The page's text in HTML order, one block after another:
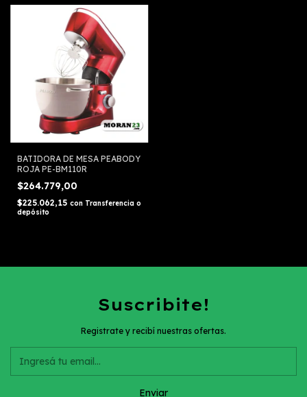
BATIDORA DE MESA PEABODY
ROJA PE-BM110R
$264.779,00
$225.062,15 con Transferencia o
depósito
Suscribite!
Registrate y recibí nuestras ofertas.